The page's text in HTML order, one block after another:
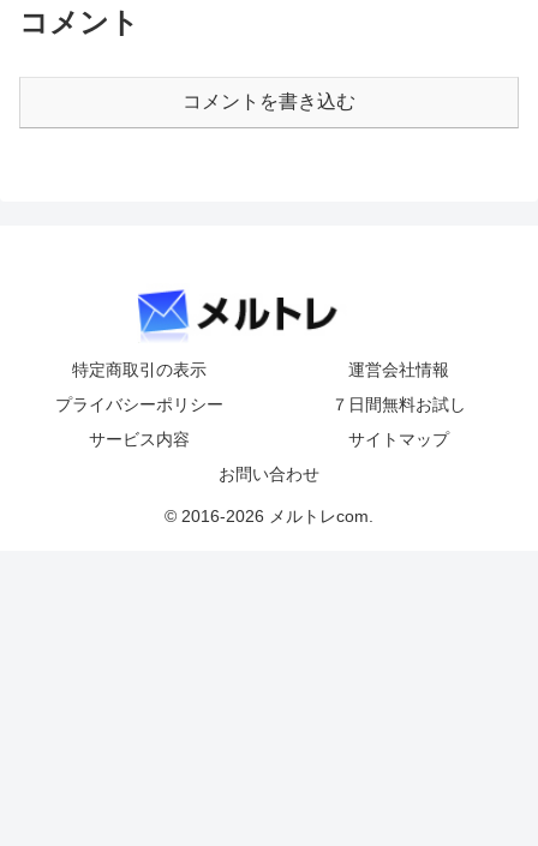
コメント
コメントを書き込む
特定商取引の表示
運営会社情報
プライバシーポリシー
７日間無料お試し
サービス内容
サイトマップ
お問い合わせ
© 2016-2026 メルトレcom.